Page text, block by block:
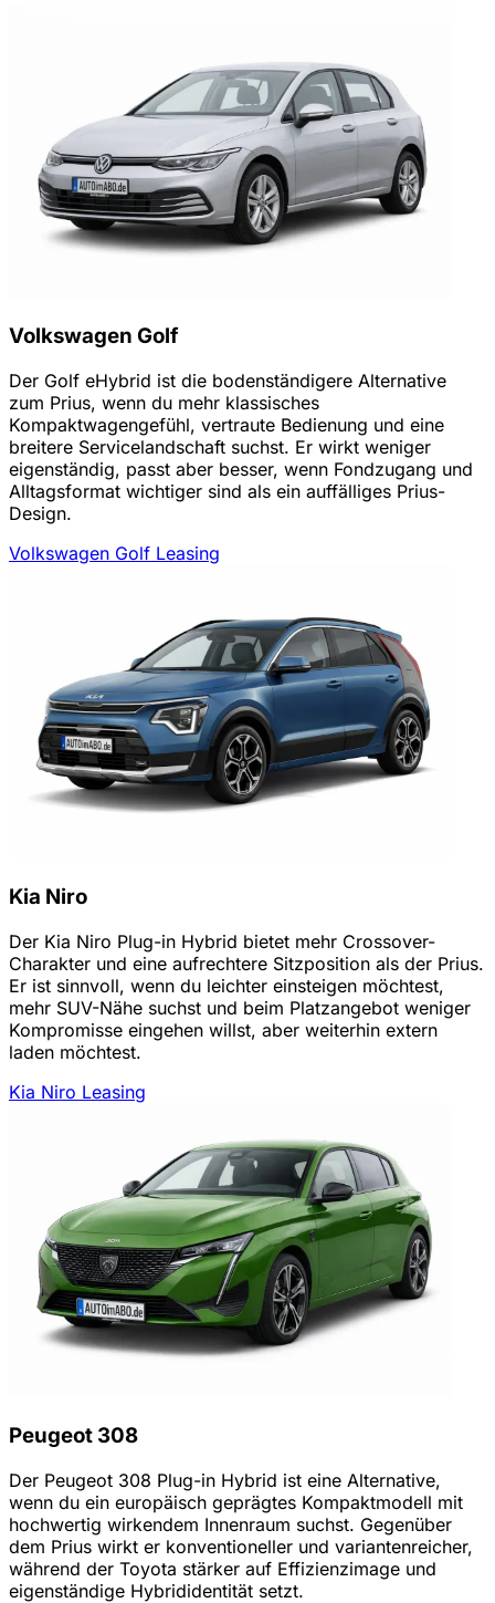
Volkswagen Golf
Der Golf eHybrid ist die bodenständigere Alternative
zum Prius, wenn du mehr klassisches
Kompaktwagengefühl, vertraute Bedienung und eine
breitere Servicelandschaft suchst. Er wirkt weniger
eigenständig, passt aber besser, wenn Fondzugang und
Alltagsformat wichtiger sind als ein auffälliges Prius-
Design.
Volkswagen Golf Leasing
Kia Niro
Der Kia Niro Plug-in Hybrid bietet mehr Crossover-
Charakter und eine aufrechtere Sitzposition als der Prius.
Er ist sinnvoll, wenn du leichter einsteigen möchtest,
mehr SUV-Nähe suchst und beim Platzangebot weniger
Kompromisse eingehen willst, aber weiterhin extern
laden möchtest.
Kia Niro Leasing
Peugeot 308
Der Peugeot 308 Plug-in Hybrid ist eine Alternative,
wenn du ein europäisch geprägtes Kompaktmodell mit
hochwertig wirkendem Innenraum suchst. Gegenüber
dem Prius wirkt er konventioneller und variantenreicher,
während der Toyota stärker auf Effizienzimage und
eigenständige Hybrididentität setzt.